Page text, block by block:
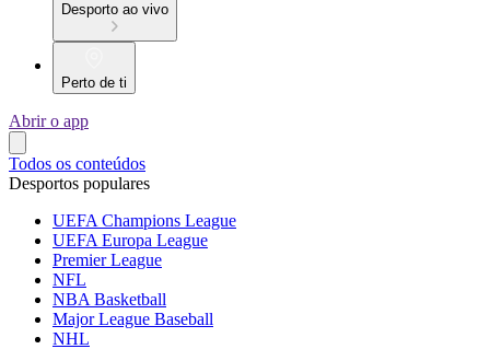
Desporto ao vivo
Perto de ti
Abrir o app
Todos os conteúdos
Desportos populares
UEFA Champions League
UEFA Europa League
Premier League
NFL
NBA Basketball
Major League Baseball
NHL